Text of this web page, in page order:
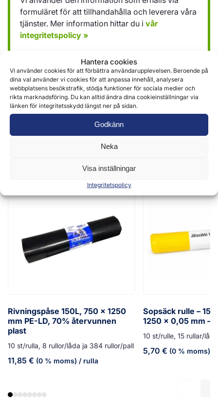
Hantera cookies
Vi använder cookies för att förbättra användarupplevelsen. Beroende på
dina val använder vi cookies för att anpassa innehåll, analysera
webbplatsens besökstrafik, stödja funktioner för sociala medier och
rikta marknadsföring. Du kan alltid ändra dina cookieinställningar via
länken för integritetsskydd längst ner på sidan.
Godkänn
Neka
Visa inställningar
Integritetspolicy
formuläret för att tillhandahålla och leverera våra
tjänster. Mer information hittar du i vår
integritetspolicy »
Skicka
Rivningspåse 150L, 750 x 1250
mm PE-LD, 70% återvunnen
plast
10 st/rulla, 8 rullor/låda ja 384 rullor/pall
11,85 € (0 % moms) / rulla
Sopsäck rulle –
1250 x 0,05 mm –
10 st/rulle, 15 rullar/
5,70 € (0 % moms)